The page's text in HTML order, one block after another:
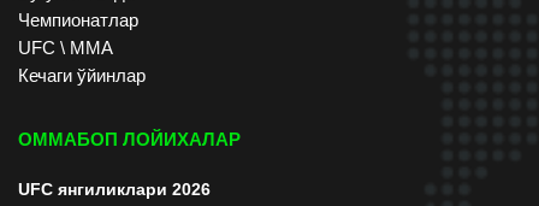
Чемпионатлар
UFC \ ММА
Кечаги ўйинлар
ОММАБОП ЛОЙИХАЛАР
UFC янгиликлари 2026